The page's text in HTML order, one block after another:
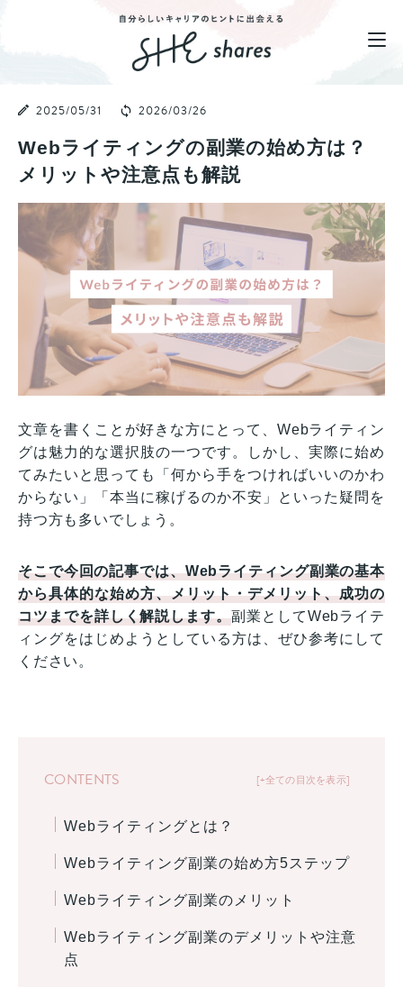
2025/05/31 2026/03/26
Webライティングの副業の始め方は？
メリットや注意点も解説
文章を書くことが好きな方にとって、Webライティン
グは魅力的な選択肢の一つです。しかし、実際に始め
てみたいと思っても「何から手をつければいいのかわ
からない」「本当に稼げるのか不安」といった疑問を
持つ方も多いでしょう。
そこで今回の記事では、Webライティング副業の基本
から具体的な始め方、メリット・デメリット、成功の
コツまでを詳しく解説します。副業としてWebライテ
ィングをはじめようとしている方は、ぜひ参考にして
ください。
+全ての目次を表示
CONTENTS
Webライティングとは？
Webライティング副業の始め方5ステップ
Webライティング副業のメリット
Webライティング副業のデメリットや注意
点